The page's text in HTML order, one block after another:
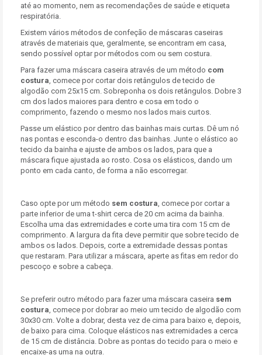
até ao momento, nem as recomendações de saúde e etiqueta
respiratória.
Existem vários métodos de confeção de máscaras caseiras
através de materiais que, geralmente, se encontram em casa,
sendo possível optar por métodos com ou sem costura.
Para fazer uma máscara caseira através de um método com
costura, comece por cortar dois retângulos de tecido de
algodão com 25x15 cm. Sobreponha os dois retângulos. Dobre 3
cm dos lados maiores para dentro e cosa em todo o
comprimento, fazendo o mesmo nos lados mais curtos.
Passe um elástico por dentro das bainhas mais curtas. Dê um nó
nas pontas e esconda-o dentro das bainhas. Junte o elástico ao
tecido da bainha e ajuste de ambos os lados, para que a
máscara fique ajustada ao rosto. Cosa os elásticos, dando um
ponto em cada canto, de forma a não escorregar.
Caso opte por um método sem costura, comece por cortar a
parte inferior de uma t-shirt cerca de 20 cm acima da bainha.
Escolha uma das extremidades e corte uma tira com 15 cm de
comprimento. A largura da fita deve permitir que sobre tecido de
ambos os lados. Depois, corte a extremidade dessas pontas
que restaram. Para utilizar a máscara, aperte as fitas em redor do
pescoço e sobre a cabeça.
Se preferir outro método para fazer uma máscara caseira sem
costura, comece por dobrar ao meio um tecido de algodão com
30x30 cm. Volte a dobrar, desta vez de cima para baixo e, depois,
de baixo para cima. Coloque elásticos nas extremidades a cerca
de 15 cm de distância. Dobre as pontas do tecido para o meio e
encaixe-as uma na outra.